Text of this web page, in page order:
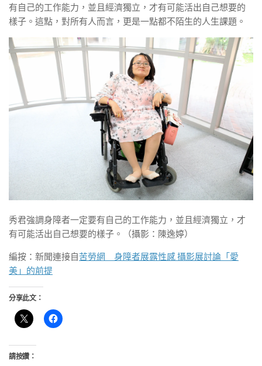
有自己的工作能力，並且經濟獨立，才有可能活出自己想要的
樣子。這點，對所有人而言，更是一點都不陌生的人生課題。
秀君強調身障者一定要有自己的工作能力，並且經濟獨立，才
有可能活出自己想要的樣子。（攝影：陳逸婷）
編按：新聞連接自苦勞網 身障者展露性感 攝影展討論「愛
美」的前提
分享此文：
請按讚：